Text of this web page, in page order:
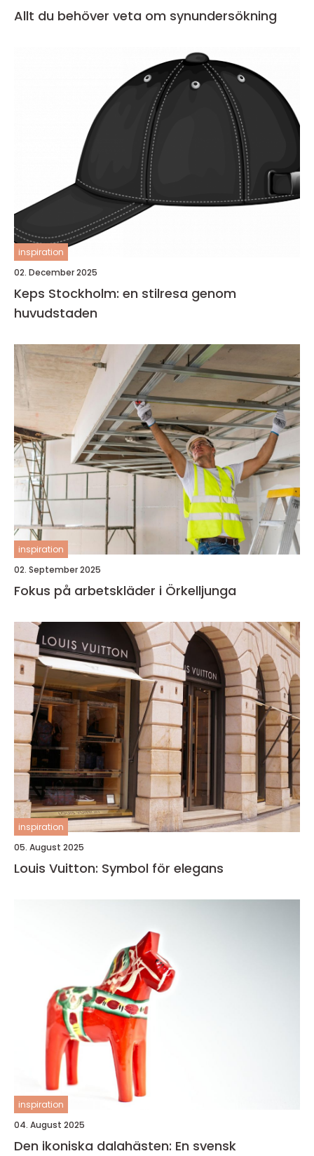
Allt du behöver veta om synundersökning
inspiration
02. December 2025
Keps Stockholm: en stilresa genom
huvudstaden
inspiration
02. September 2025
Fokus på arbetskläder i Örkelljunga
inspiration
05. August 2025
Louis Vuitton: Symbol för elegans
inspiration
04. August 2025
Den ikoniska dalahästen: En svensk